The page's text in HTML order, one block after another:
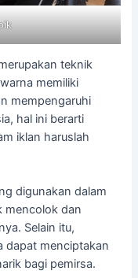
teknik
memiliki
mempengaruhi
hal ini berarti
iklan haruslah
digunakan dalam
mencolok dan
Selain itu,
dapat menciptakan
bagi pemirsa.